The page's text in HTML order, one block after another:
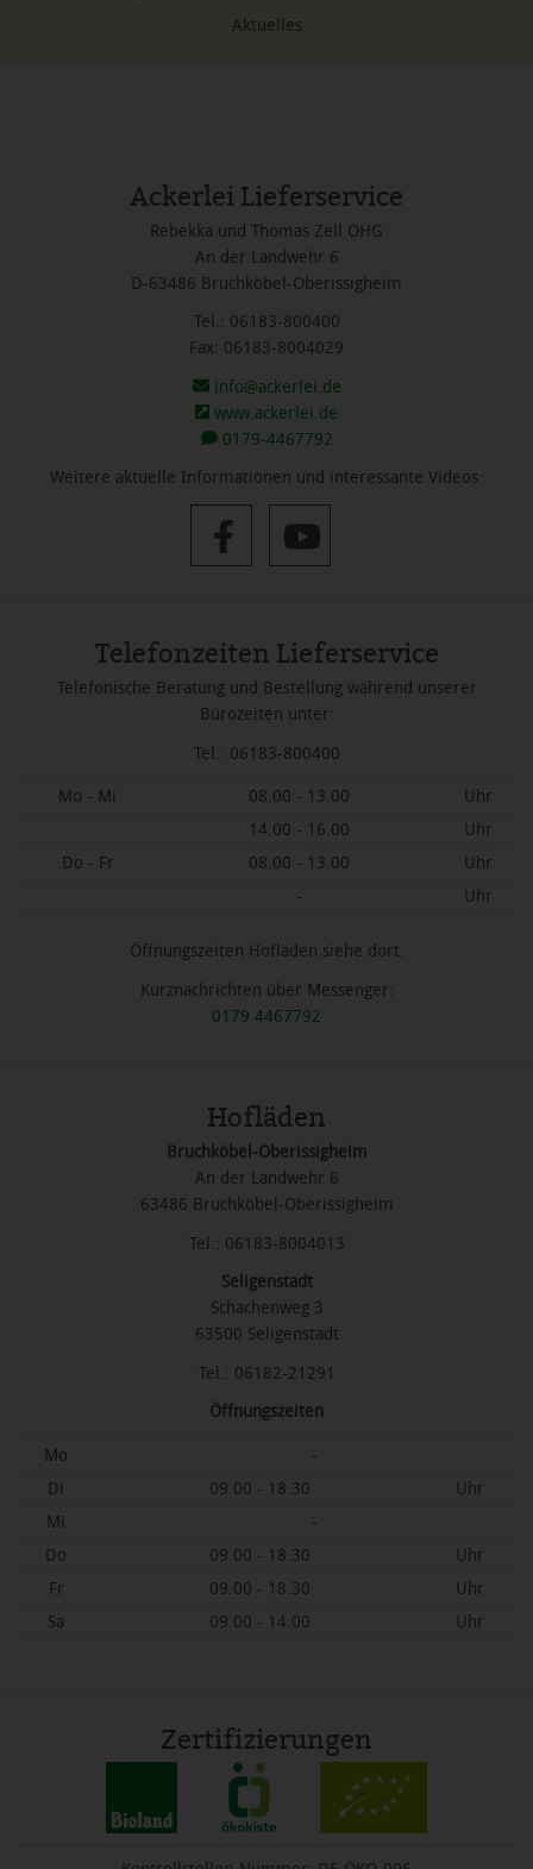
Aktuelles
Ackerlei Lieferservice
Rebekka und Thomas Zell OHG
An der Landwehr 6
D-63486 Bruchköbel-Oberissigheim
Tel.: 06183-800400
Fax: 06183-8004029
info@ackerlei.de
www.ackerlei.de
0179-4467792
Weitere aktuelle Informationen und interessante Videos:
Telefonzeiten Lieferservice
Telefonische Beratung und Bestellung während unserer
Bürozeiten unter:
Tel.: 06183-800400
Mo - Mi 08.00 - 13.00
Uhr
14.00 - 16.00
Uhr
Do - Fr
08.00 - 13.00
Uhr
-
Uhr
Öffnungszeiten Hofläden siehe dort.
Kurznachrichten über Messenger:
0179 4467792
Hofläden
Bruchköbel-Oberissigheim
An der Landwehr 6
63486 Bruchköbel-Oberissigheim
Tel.: 06183-8004013
Seligenstadt
Schachenweg 3
63500 Seligenstadt
Tel.: 06182-21291
Öffnungszeiten
Mo
-
Di
09.00 - 18.30
Uhr
Mi
-
Do
09.00 - 18.30
Uhr
Fr
09.00 - 18.30
Uhr
Sa
09.00 - 14.00 Uhr
Zertifizierungen